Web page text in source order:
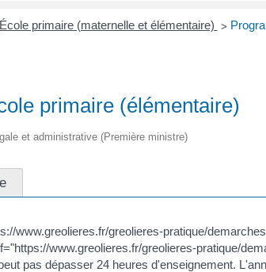
École primaire (maternelle et élémentaire) >
primaire (élémentaire)
et administrative (Première ministre)
www.greolieres.fr/greolieres-pratique/
www.greolieres.fr/greolieres-pratique/
pas dépasser 24 heures d'enseignement.